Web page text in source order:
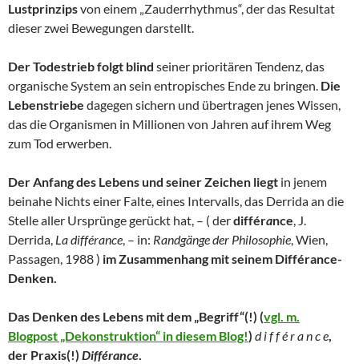
Lustprinzipsvon einem „Zauderrhythmus“, der das Resultat
dieser zwei Bewegungen darstellt.
Der Todestrieb folgt blind seiner prioritären Tendenz, das
organische System an sein entropisches Ende zu bringen. Die
Lebenstriebe dagegen sichern und übertragen jenes Wissen,
das die Organismen in Millionen von Jahren auf ihrem Weg
zum Tod erwerben.
Der Anfang des Lebens und seiner Zeichen liegt in jenem
beinahe Nichts einer Falte, eines Intervalls, das Derrida an die
Stelle aller Ursprünge gerückt hat, – ( derdifférance, J.
Derrida, La différance, – in: Randgänge der Philosophie, Wien,
Passagen, 1988 ) im Zusammenhang mit seinem Différance-
Denken.
Das Denken des Lebens mit dem „Begriff“(!) (vgl. m.
Blogpost „Dekonstruktion“ in diesem Blog!) d i f f é r a n c e,
der Praxis(!) Différance.